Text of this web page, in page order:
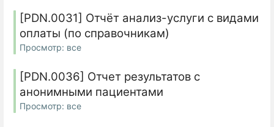
[PDN.0031] Отчёт анализ-услуги с видами
оплаты (по справочникам)
Просмотр: все
[PDN.0036] Отчет результатов с
анонимными пациентами
Просмотр: все